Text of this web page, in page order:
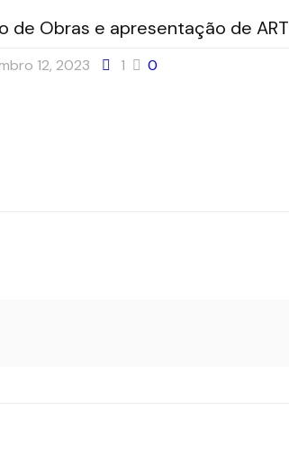
de Obras e apresentação de ART
12, 2023 0
1